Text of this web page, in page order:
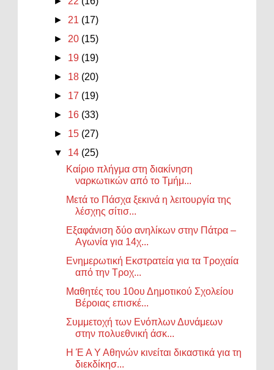
► 21 (17)
► 20 (15)
► 19 (19)
► 18 (20)
► 17 (19)
► 16 (33)
► 15 (27)
▼ 14 (25)
Καίριο πλήγμα στη διακίνηση
ναρκωτικών από το Τμήμ...
Μετά το Πάσχα ξεκινά η λειτουργία της
λέσχης σίτισ...
Εξαφάνιση δύο ανηλίκων στην Πάτρα –
Αγωνία για 14χ...
Ενημερωτική Εκστρατεία για τα Τροχαία
από την Τροχ...
Μαθητές του 10ου Δημοτικού Σχολείου
Βέροιας επισκέ...
Συμμετοχή των Ενόπλων Δυνάμεων
στην πολυεθνική άσκ...
Η Έ Α Υ Αθηνών κινείται δικαστικά για τη
διεκδίκησ...